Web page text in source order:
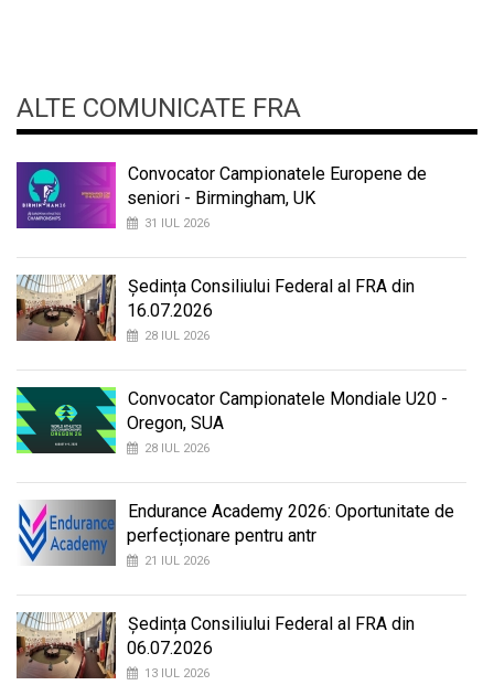
ALTE COMUNICATE FRA
Convocator Campionatele Europene de
seniori - Birmingham, UK
31 IUL 2026
Ședința Consiliului Federal al FRA din
16.07.2026
28 IUL 2026
Convocator Campionatele Mondiale U20 -
Oregon, SUA
28 IUL 2026
Endurance Academy 2026: Oportunitate de
perfecționare pentru antr
21 IUL 2026
Ședința Consiliului Federal al FRA din
06.07.2026
13 IUL 2026